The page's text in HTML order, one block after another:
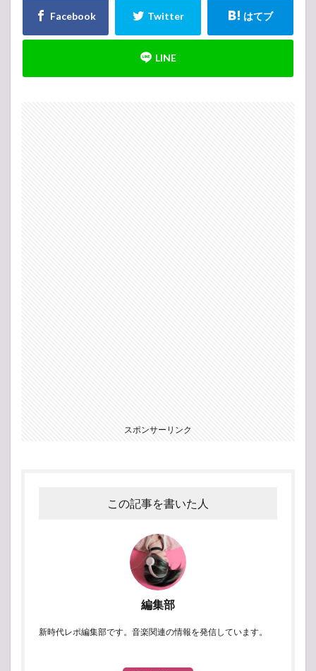
スポンサーリンク
この記事を書いた人
編集部
新時代レポ編集部です。音楽関連の情報を発信しています。